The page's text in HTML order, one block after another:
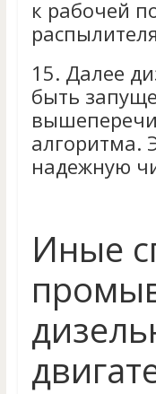
к рабочей
15. Далее
быть
алгоритма.
надежную
Иные